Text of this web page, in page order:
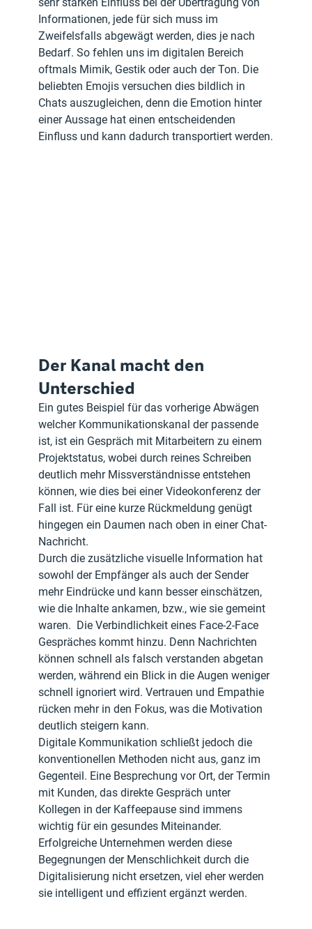
Informationen, jede für sich muss im
Zweifelsfalls abgewägt werden, dies je nach
Bedarf. So fehlen uns im digitalen Bereich
oftmals Mimik, Gestik oder auch der Ton. Die
beliebten Emojis versuchen dies bildlich in
Chats auszugleichen, denn die Emotion hinter
einer Aussage hat einen entscheidenden
Einfluss und kann dadurch transportiert werden.
Der Kanal macht den
Unterschied
Ein gutes Beispiel für das vorherige Abwägen
welcher Kommunikationskanal der passende
ist, ist ein Gespräch mit Mitarbeitern zu einem
Projektstatus, wobei durch reines Schreiben
deutlich mehr Missverständnisse entstehen
können, wie dies bei einer Videokonferenz der
Fall ist. Für eine kurze Rückmeldung genügt
hingegen ein Daumen nach oben in einer Chat-
Nachricht.
Durch die zusätzliche visuelle Information hat
sowohl der Empfänger als auch der Sender
mehr Eindrücke und kann besser einschätzen,
wie die Inhalte ankamen, bzw., wie sie gemeint
waren.  Die Verbindlichkeit eines Face-2-Face
Gespräches kommt hinzu. Denn Nachrichten
können schnell als falsch verstanden abgetan
werden, während ein Blick in die Augen weniger
schnell ignoriert wird. Vertrauen und Empathie
rücken mehr in den Fokus, was die Motivation
deutlich steigern kann.
Digitale Kommunikation schließt jedoch die
konventionellen Methoden nicht aus, ganz im
Gegenteil. Eine Besprechung vor Ort, der Termin
mit Kunden, das direkte Gespräch unter
Kollegen in der Kaffeepause sind immens
wichtig für ein gesundes Miteinander.
Erfolgreiche Unternehmen werden diese
Begegnungen der Menschlichkeit durch die
Digitalisierung nicht ersetzen, viel eher werden
sie intelligent und effizient ergänzt werden.